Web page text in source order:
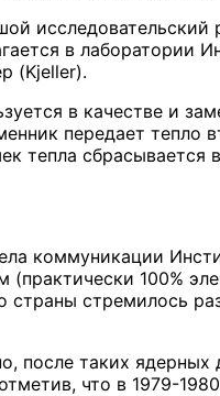
в лаборатории
(Kjeller).
в качестве и
передает тепло
тепла
коммуникации
100%
стремилось
после таких
что в 1979-